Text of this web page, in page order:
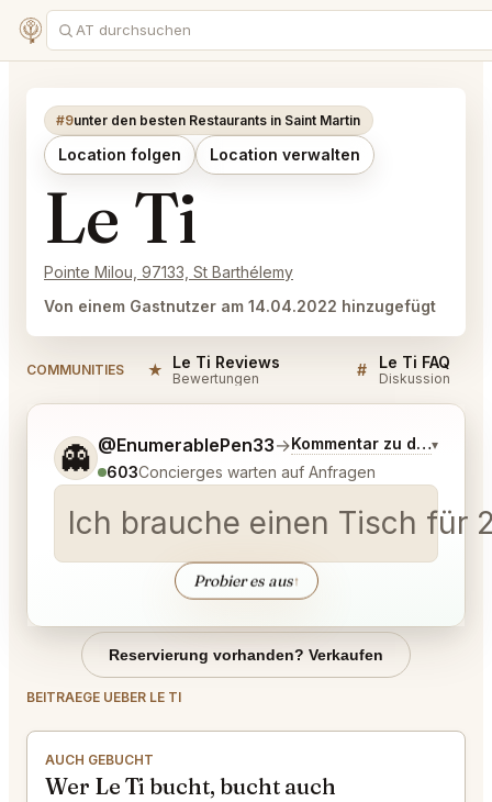
#9unter den besten Restaurants in Saint Martin
Location folgen Location verwalten
Le Ti
Pointe Milou, 97133, St Barthélemy
Von einem Gastnutzer am 14.04.2022 hinzugefügt
COMMUNITIES ★ Le Ti Reviews
Bewertungen # Le Ti FAQ
Diskussion
👻 @EnumerablePen33→Kommentar zu den
▾
603Concierges warten auf Anfragen
Ich brauche einen Tisch für
Probier es aus↑
Sag mir noch etwas genauer, was du möchtest.
Reservierung vorhanden? Verkaufen
BEITRAEGE UEBER LE TI
AUCH GEBUCHT
Wer Le Ti bucht, bucht auch